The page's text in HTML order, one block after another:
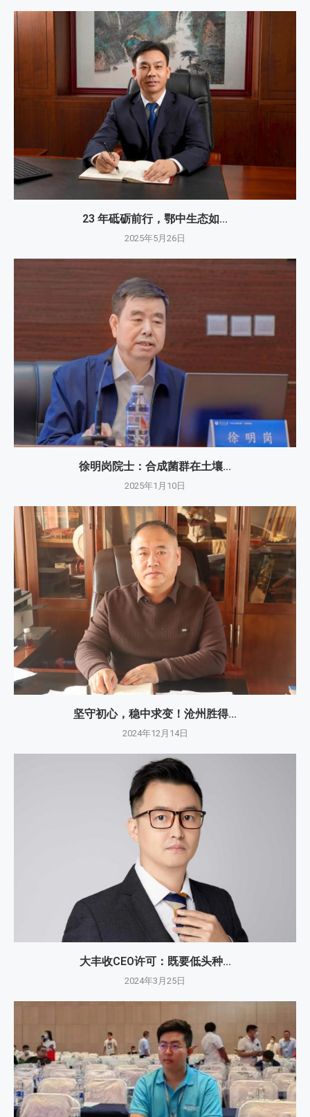
23 年砥砺前行，鄂中生态如...
2025年5月26日
徐明岗院士：​合成菌群在土壤...
2025年1月10日
坚守初心，稳中求变！沧州胜得...
2024年12月14日
大丰收CEO许可：既要低头种...
2024年3月25日